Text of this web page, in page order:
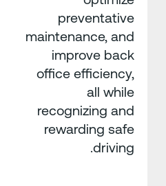
preventative
maintenance, and
improve back
office efficiency,
all while
recognizing and
rewarding safe
driving.